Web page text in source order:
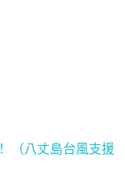
（八丈島台風支援